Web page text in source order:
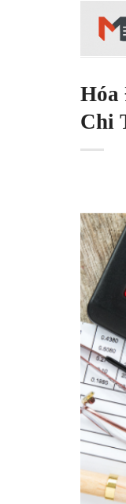
Hóa
Chi